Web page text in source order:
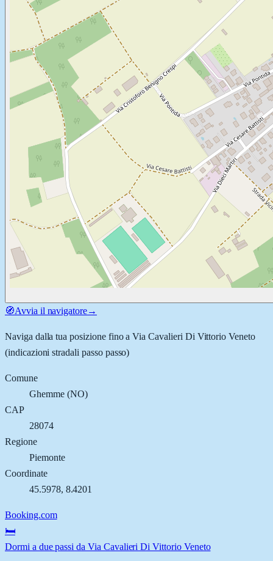
🧭Avvia il navigatore→
Naviga dalla tua posizione fino aVia Cavalieri Di Vittorio Veneto
(indicazioni stradali passo passo)
Comune
Ghemme(NO)
CAP
28074
Regione
Piemonte
Coordinate
45.5978, 8.4201
Booking.com
🛏️
Dormi a due passi da Via Cavalieri Di Vittorio Veneto